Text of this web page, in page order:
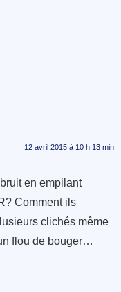
12 avril 2015 à 10 h 13 min
en empilant
Comment ils
clichés même
flou de bouger…